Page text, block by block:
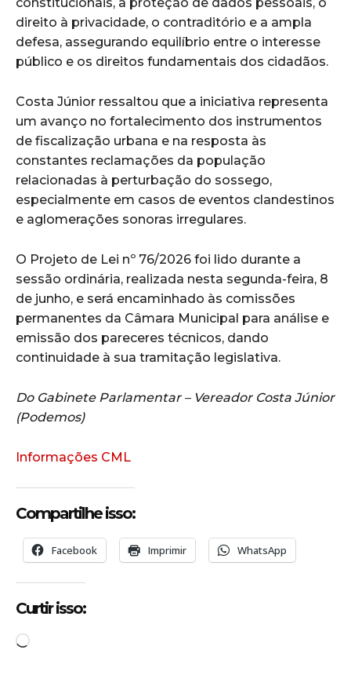
direito à privacidade, o contraditório e a ampla
defesa, assegurando equilíbrio entre o interesse
público e os direitos fundamentais dos cidadãos.
Costa Júnior ressaltou que a iniciativa representa
um avanço no fortalecimento dos instrumentos
de fiscalização urbana e na resposta às
constantes reclamações da população
relacionadas à perturbação do sossego,
especialmente em casos de eventos clandestinos
e aglomerações sonoras irregulares.
O Projeto de Lei nº 76/2026 foi lido durante a
sessão ordinária, realizada nesta segunda-feira, 8
de junho, e será encaminhado às comissões
permanentes da Câmara Municipal para análise e
emissão dos pareceres técnicos, dando
continuidade à sua tramitação legislativa.
Do Gabinete Parlamentar – Vereador Costa Júnior
(Podemos)
Informações CML
Compartilhe isso:
Facebook Imprimir WhatsApp
Curtir isso:
C